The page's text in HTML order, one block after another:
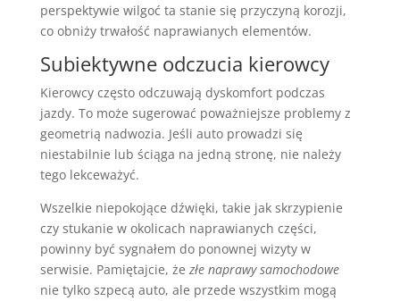
perspektywie wilgoć ta stanie się przyczyną korozji,
co obniży trwałość naprawianych elementów.
Subiektywne odczucia kierowcy
Kierowcy często odczuwają dyskomfort podczas
jazdy. To może sugerować poważniejsze problemy z
geometrią nadwozia. Jeśli auto prowadzi się
niestabilnie lub ściąga na jedną stronę, nie należy
tego lekceważyć.
Wszelkie niepokojące dźwięki, takie jak skrzypienie
czy stukanie w okolicach naprawianych części,
powinny być sygnałem do ponownej wizyty w
serwisie. Pamiętajcie, że złe naprawy samochodowe
nie tylko szpecą auto, ale przede wszystkim mogą